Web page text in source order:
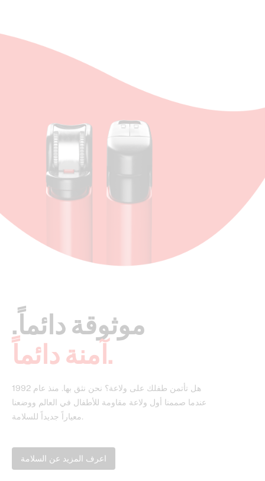
موثوقة دائماً.
آمنة دائماً.
هل تأتمن طفلك على ولاعة؟ نحن نثق بها. منذ عام 1992
عندما صممنا أول ولاعة مقاومة للأطفال في العالم ووضعنا
معياراً جديداً للسلامة.
اعرف المزيد عن السلامة